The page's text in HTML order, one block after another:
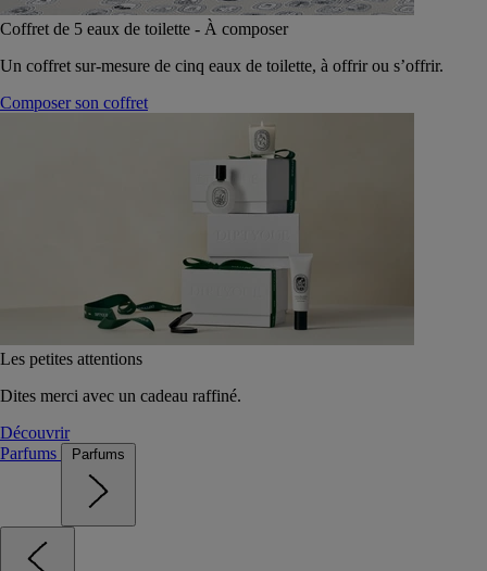
Coffret de 5 eaux de toilette - À composer
Un coffret sur-mesure de cinq eaux de toilette, à offrir ou s’offrir.
Composer son coffret
Les petites attentions
Dites merci avec un cadeau raffiné.
Découvrir
Parfums
Parfums